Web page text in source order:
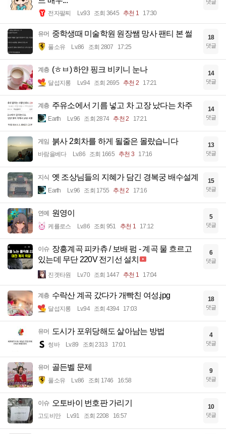
전자팔찌 Lv.93 조회 3645 추천 1 17:30
댓글
유머 중학생때 미술학원 원장쌤 망사 팬티 본 썰
풀소유 Lv.86 조회 2807 17:25
18
댓글
계층 (ㅎㅂ) 하얀 핑크 비키니 눈나
달섭지롱 Lv.94 조회 2695 추천 2 17:21
14
댓글
계층 주유소에서 기름 넣고 차 고장 났다는 차주
Earth Lv.96 조회 2874 추천 2 17:21
14
댓글
게임 붉사 2회차를 하게 될줄은 몰랐습니다
바람을베다 Lv.86 조회 1665 추천 3 17:16
13
댓글
지식 옛 조상님들의 지혜가 담긴 경복궁 배수설계
Earth Lv.96 조회 1755 추천 2 17:16
15
댓글
연예 원영이
케를로스 Lv.86 조회 951 추천 1 17:12
5
댓글
이슈 장흥계곡 피카츄 / 보배 펌 - 계곡 물 흐르고
있는데 무단 220V 전기선 설치
진겟타원 Lv.70 조회 1447 추천 1 17:04
6
댓글
계층 수락산 계곡 갔다가 개빡친 여성.jpg
달섭지롱 Lv.94 조회 4394 17:03
18
댓글
유머 도시가 포위당해도 살아남는 방법
썽바 Lv.89 조회 2313 17:01
4
댓글
유머 골든벨 문제
풀소유 Lv.86 조회 1746 16:58
9
댓글
이슈 오토바이 번호판 가리기
고도비만 Lv.91 조회 2208 16:57
10
댓글